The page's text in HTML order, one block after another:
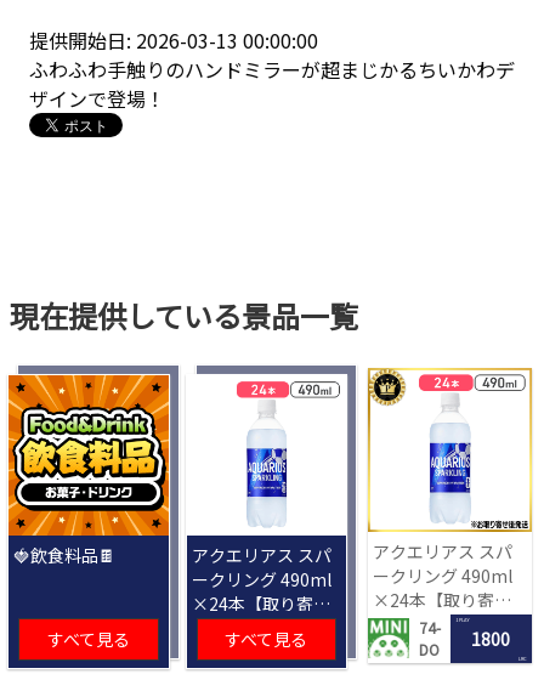
提供開始日: 2026-03-13 00:00:00
ふわふわ手触りのハンドミラーが超まじかるちいかわデ
ザインで登場！
現在提供している景品一覧
🍓飲食料品🍫
すべて見る
アクエリアス スパ
ークリング 490ml
×24本【取り寄せ
入荷後次第発送】
すべて見る
アクエリアス スパ
ークリング 490ml
×24本【取り寄せ
入荷後次第発送】
74-
DO
1 PLAY
1800
LRC